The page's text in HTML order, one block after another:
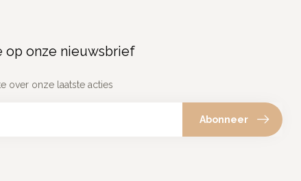
op onze nieuwsbrief
over onze laatste acties
Abonneer